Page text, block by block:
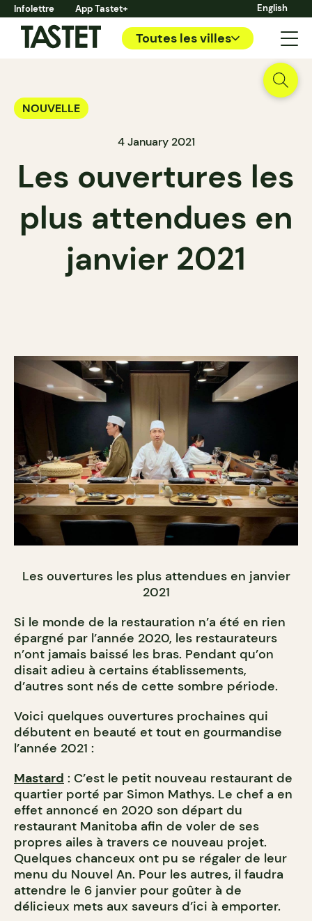
Infolettre App Tastet+ English
Toutes les villes
NOUVELLE
4 January 2021
Les ouvertures les
plus attendues en
janvier 2021
Les ouvertures les plus attendues en janvier
2021
Si le monde de la restauration n’a été en rien
épargné par l’année 2020, les restaurateurs
n’ont jamais baissé les bras. Pendant qu’on
disait adieu à certains établissements,
d’autres sont nés de cette sombre période.
Voici quelques ouvertures prochaines qui
débutent en beauté et tout en gourmandise
l’année 2021 :
Mastard : C’est le petit nouveau restaurant de
quartier porté par Simon Mathys. Le chef a en
effet annoncé en 2020 son départ du
restaurant Manitoba afin de voler de ses
propres ailes à travers ce nouveau projet.
Quelques chanceux ont pu se régaler de leur
menu du Nouvel An. Pour les autres, il faudra
attendre le 6 janvier pour goûter à de
délicieux mets aux saveurs d’ici à emporter.